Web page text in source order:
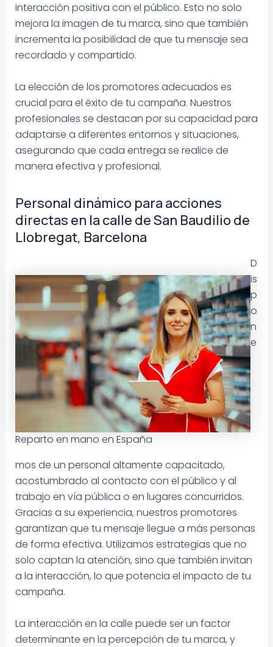
interacción positiva con el público. Esto no solo
mejora la imagen de tu marca, sino que también
incrementa la posibilidad de que tu mensaje sea
recordado y compartido.
La elección de los promotores adecuados es
crucial para el éxito de tu campaña. Nuestros
profesionales se destacan por su capacidad para
adaptarse a diferentes entornos y situaciones,
asegurando que cada entrega se realice de
manera efectiva y profesional.
Personal dinámico para acciones
directas en la calle de San Baudilio de
Llobregat, Barcelona
Reparto en mano en España
D
is
p
o
n
e
mos de un personal altamente capacitado,
acostumbrado al contacto con el público y al
trabajo en vía pública o en lugares concurridos.
Gracias a su experiencia, nuestros promotores
garantizan que tu mensaje llegue a más personas
de forma efectiva. Utilizamos estrategias que no
solo captan la atención, sino que también invitan
a la interacción, lo que potencia el impacto de tu
campaña.
La interacción en la calle puede ser un factor
determinante en la percepción de tu marca, y